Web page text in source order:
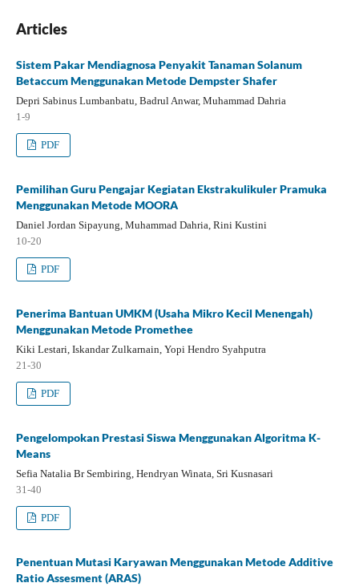
Articles
Sistem Pakar Mendiagnosa Penyakit Tanaman Solanum
Betaccum Menggunakan Metode Dempster Shafer
Depri Sabinus Lumbanbatu, Badrul Anwar, Muhammad Dahria
1-9
PDF
Pemilihan Guru Pengajar Kegiatan Ekstrakulikuler Pramuka
Menggunakan Metode MOORA
Daniel Jordan Sipayung, Muhammad Dahria, Rini Kustini
10-20
PDF
Penerima Bantuan UMKM (Usaha Mikro Kecil Menengah)
Menggunakan Metode Promethee
Kiki Lestari, Iskandar Zulkarnain, Yopi Hendro Syahputra
21-30
PDF
Pengelompokan Prestasi Siswa Menggunakan Algoritma K-
Means
Sefia Natalia Br Sembiring, Hendryan Winata, Sri Kusnasari
31-40
PDF
Penentuan Mutasi Karyawan Menggunakan Metode Additive
Ratio Assesment (ARAS)